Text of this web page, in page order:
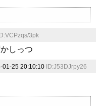
ID:VCPzqs/3pk
しっつ
01-25 20:10:10 ID:J53DJrpy26